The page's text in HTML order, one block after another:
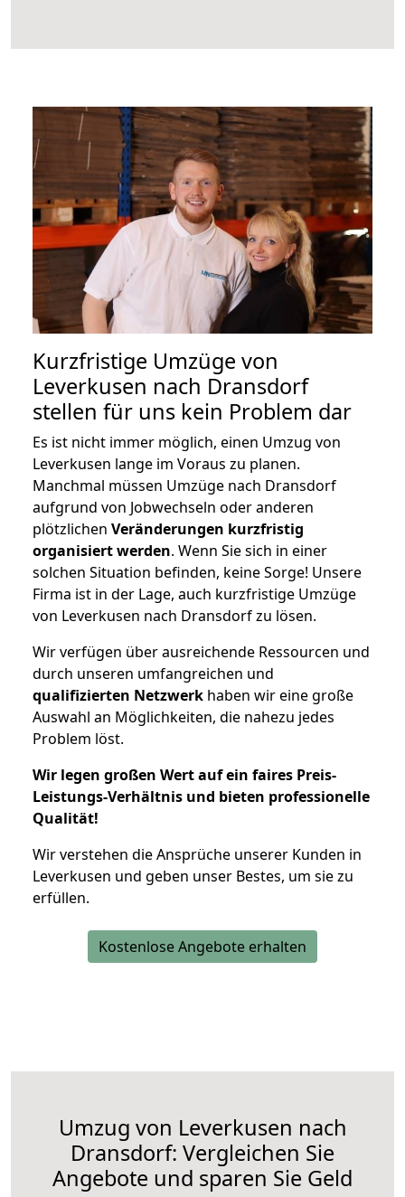
Kurzfristige Umzüge von
Leverkusen nach Dransdorf
stellen für uns kein Problem dar
Es ist nicht immer möglich, einen Umzug von
Leverkusen lange im Voraus zu planen.
Manchmal müssen Umzüge nach Dransdorf
aufgrund von Jobwechseln oder anderen
plötzlichen Veränderungen kurzfristig
organisiert werden. Wenn Sie sich in einer
solchen Situation befinden, keine Sorge! Unsere
Firma ist in der Lage, auch kurzfristige Umzüge
von Leverkusen nach Dransdorf zu lösen.
Wir verfügen über ausreichende Ressourcen und
durch unseren umfangreichen und
qualifizierten Netzwerk haben wir eine große
Auswahl an Möglichkeiten, die nahezu jedes
Problem löst.
Wir legen großen Wert auf ein faires Preis-
Leistungs-Verhältnis und bieten professionelle
Qualität!
Wir verstehen die Ansprüche unserer Kunden in
Leverkusen und geben unser Bestes, um sie zu
erfüllen.
Kostenlose Angebote erhalten
Umzug von Leverkusen nach
Dransdorf: Vergleichen Sie
Angebote und sparen Sie Geld